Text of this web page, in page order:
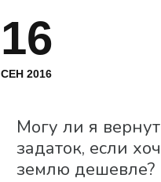
16
СЕН 2016
Могу ли я
задаток, если
землю дешевле?